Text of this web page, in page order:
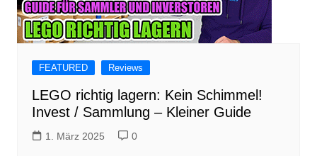
FEATURED Reviews
LEGO richtig lagern: Kein Schimmel!
Invest / Sammlung – Kleiner Guide
1. März 2025 0